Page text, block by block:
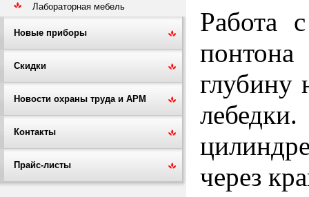
Лабораторная мебель
Новые приборы
Скидки
Новости охраны труда и АРМ
Контакты
Прайс-листы
Работа
глубину
через